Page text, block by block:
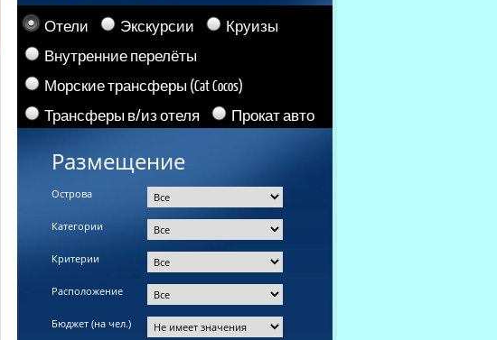
Отели Экскурсии
Круизы
Внутренние перелёты
Морские трансферы (Cat Cocos)
Трансферы в/из отеля
Прокат авто
Размещение
Острова
Категории
Критерии
Расположение
Бюджет (на чел.)